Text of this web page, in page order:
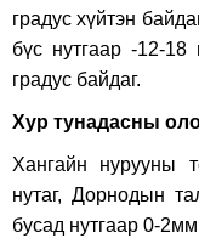
градус хүйтэн
бүс нутгаар -12-18
градус байдаг.
Хур тунадасны
Хангайн нурууны
нутаг, Дорнодын
бусад нутгаар 0-2мм